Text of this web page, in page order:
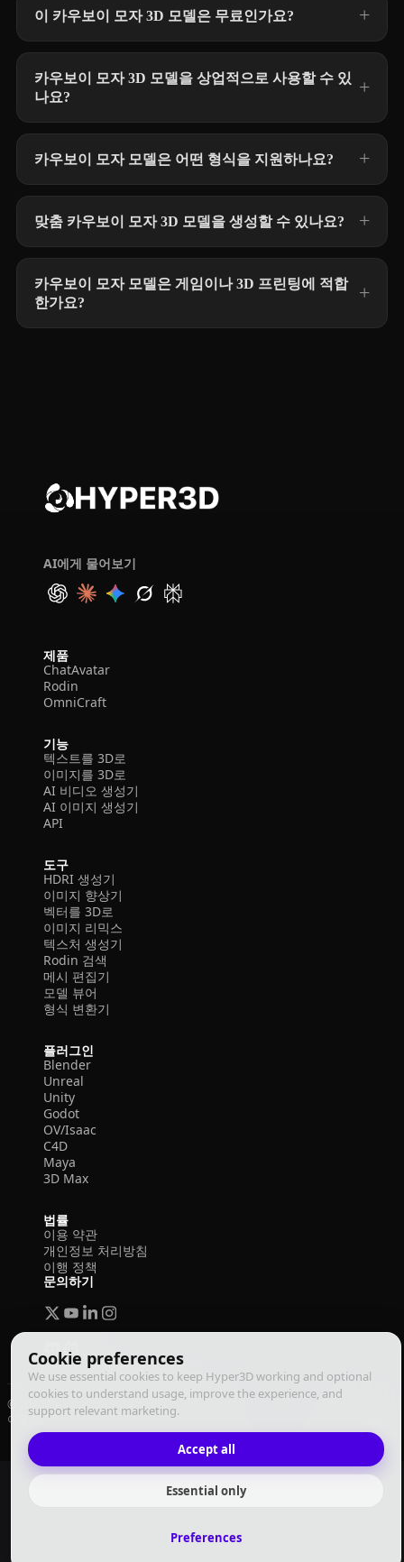
Cookie preferences
We use essential cookies to keep Hyper3D working and optional
cookies to understand usage, improve the experience, and
support relevant marketing.
Accept all
Essential only
Preferences
이 카우보이 모자 3D 모델은 무료인가요?
카우보이 모자 3D 모델을 상업적으로 사용할 수 있
나요?
카우보이 모자 모델은 어떤 형식을 지원하나요?
맞춤 카우보이 모자 3D 모델을 생성할 수 있나요?
카우보이 모자 모델은 게임이나 3D 프린팅에 적합
한가요?
AI에게 물어보기
제품
ChatAvatar
Rodin
OmniCraft
기능
텍스트를 3D로
이미지를 3D로
AI 비디오 생성기
AI 이미지 생성기
API
도구
HDRI 생성기
이미지 향상기
벡터를 3D로
이미지 리믹스
텍스처 생성기
Rodin 검색
메시 편집기
모델 뷰어
형식 변환기
플러그인
Blender
Unreal
Unity
Godot
OV/Isaac
C4D
Maya
3D Max
법률
이용 약관
개인정보 처리방침
이행 정책
문의하기
© 2026 Deemos Corporation. 모든 권리 보유
이용 약관개인정보 처리방침 이행 정책